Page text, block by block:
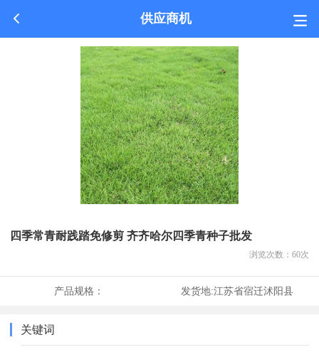
供应商机
四季常青耐践踏免修剪 齐齐哈尔四季青种子批发
浏览次数： 60次
产品规格： 发货地:江苏省宿迁沭阳县
关键词